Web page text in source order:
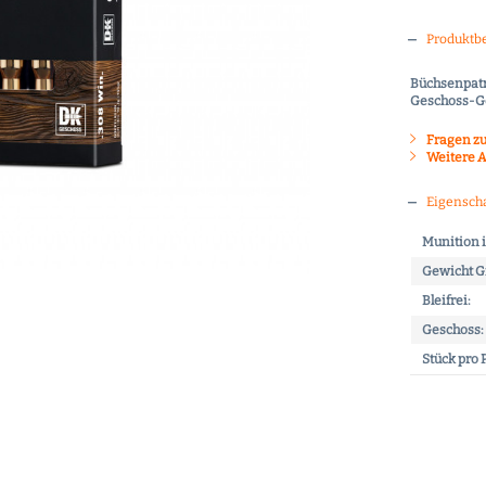
Geschoss-
Fragen
Weitere
Munition
Gewicht
Bleifrei:
Geschoss:
Stück pro